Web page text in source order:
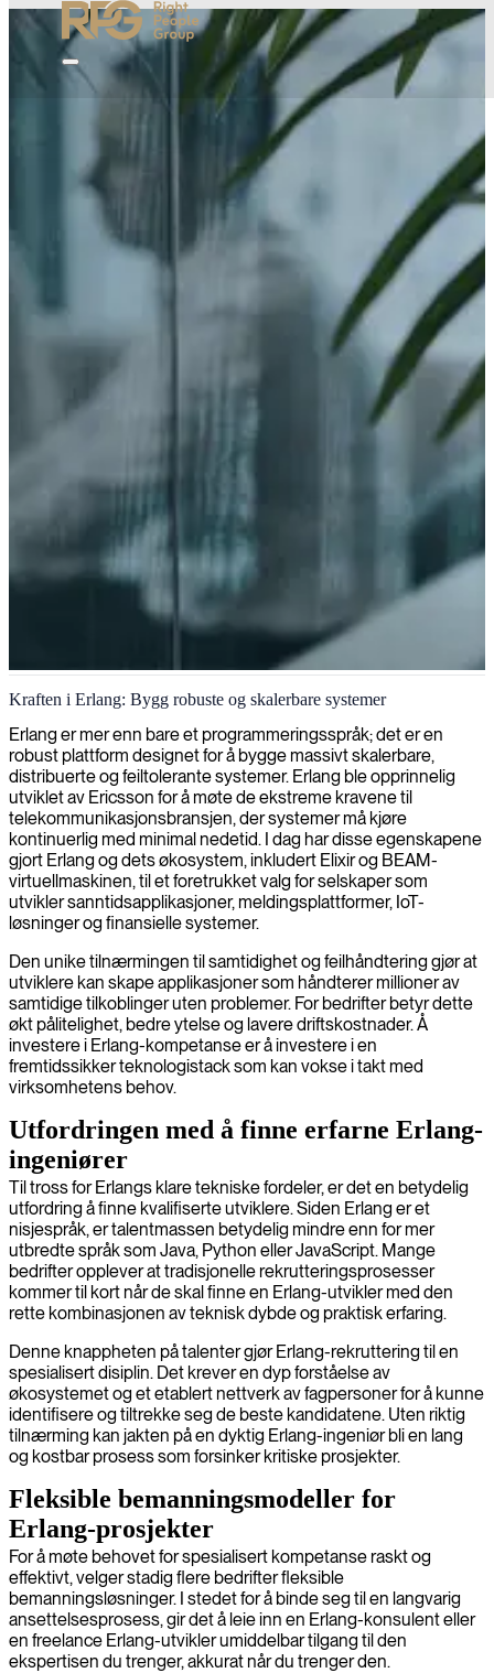
Erlang-utvikling
Vi tilbyr Erlang-utvikling for høypålitelige og skalerbare systemer,
og utnytter dette robuste funksjonelle programmeringsspråket for å
bygge feiltolerante applikasjoner som kan håndtere massiv
samtidighet med minimal nedetid.
Kraften i Erlang: Bygg robuste og skalerbare systemer
Erlang er mer enn bare et programmeringsspråk; det er en
robust plattform designet for å bygge massivt skalerbare,
distribuerte og feiltolerante systemer. Erlang ble opprinnelig
utviklet av Ericsson for å møte de ekstreme kravene til
telekommunikasjonsbransjen, der systemer må kjøre
kontinuerlig med minimal nedetid. I dag har disse egenskapene
gjort Erlang og dets økosystem, inkludert Elixir og BEAM-
virtuellmaskinen, til et foretrukket valg for selskaper som
utvikler sanntidsapplikasjoner, meldingsplattformer, IoT-
løsninger og finansielle systemer.
Den unike tilnærmingen til samtidighet og feilhåndtering gjør at
utviklere kan skape applikasjoner som håndterer millioner av
samtidige tilkoblinger uten problemer. For bedrifter betyr dette
økt pålitelighet, bedre ytelse og lavere driftskostnader. Å
investere i Erlang-kompetanse er å investere i en
fremtidssikker teknologistack som kan vokse i takt med
virksomhetens behov.
Utfordringen med å finne erfarne Erlang-
ingeniører
Til tross for Erlangs klare tekniske fordeler, er det en betydelig
utfordring å finne kvalifiserte utviklere. Siden Erlang er et
nisjespråk, er talentmassen betydelig mindre enn for mer
utbredte språk som Java, Python eller JavaScript. Mange
bedrifter opplever at tradisjonelle rekrutteringsprosesser
kommer til kort når de skal finne en Erlang-utvikler med den
rette kombinasjonen av teknisk dybde og praktisk erfaring.
Denne knappheten på talenter gjør Erlang-rekruttering til en
spesialisert disiplin. Det krever en dyp forståelse av
økosystemet og et etablert nettverk av fagpersoner for å kunne
identifisere og tiltrekke seg de beste kandidatene. Uten riktig
tilnærming kan jakten på en dyktig Erlang-ingeniør bli en lang
og kostbar prosess som forsinker kritiske prosjekter.
Fleksible bemanningsmodeller for
Erlang-prosjekter
For å møte behovet for spesialisert kompetanse raskt og
effektivt, velger stadig flere bedrifter fleksible
bemanningsløsninger. I stedet for å binde seg til en langvarig
ansettelsesprosess, gir det å leie inn en Erlang-konsulent eller
en freelance Erlang-utvikler umiddelbar tilgang til den
ekspertisen du trenger, akkurat når du trenger den.